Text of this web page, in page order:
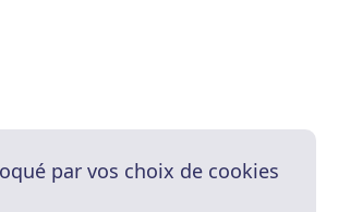
par vos choix de cookies